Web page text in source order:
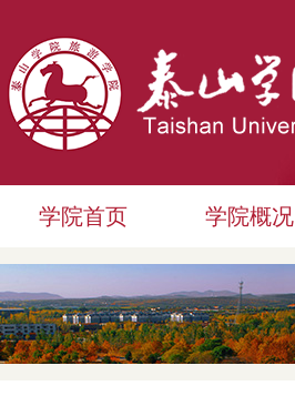
学院首页 学院概况